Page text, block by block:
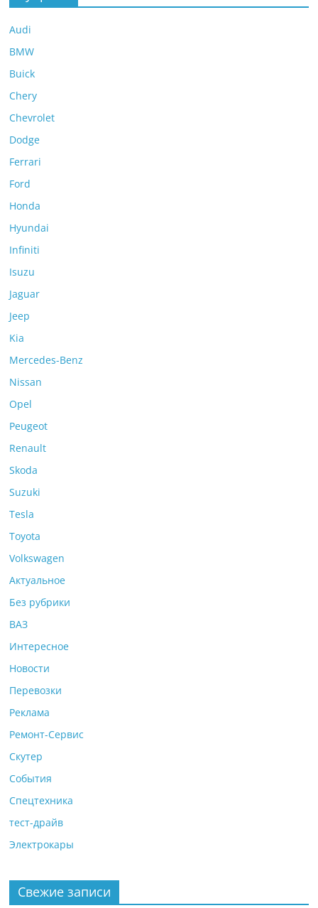
Audi
BMW
Buick
Chery
Chevrolet
Dodge
Ferrari
Ford
Honda
Hyundai
Infiniti
Isuzu
Jaguar
Jeep
Kia
Mercedes-Benz
Nissan
Opel
Peugeot
Renault
Skoda
Suzuki
Tesla
Toyota
Volkswagen
Актуальное
Без рубрики
ВАЗ
Интересное
Новости
Перевозки
Реклама
Ремонт-Сервис
Скутер
События
Спецтехника
тест-драйв
Электрокары
Свежие записи